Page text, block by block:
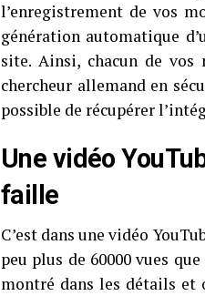
l’enregistrement de vos
génération automatique
site. Ainsi, chacun de vos
chercheur allemand en
possible de récupérer
Une vidéo
faille
C’est dans une vidéo
peu plus de 60000 vues
montré dans les détails et